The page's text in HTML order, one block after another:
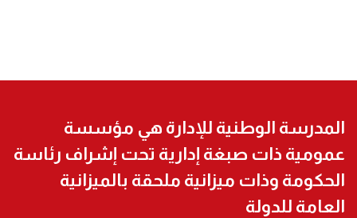
المدرسة الوطنية للإدارة هي مؤسسة
عمومية ذات صبغة إدارية تحت إشراف رئاسة
الحكومة وذات ميزانية ملحقة بالميزانية
العامة للدولة